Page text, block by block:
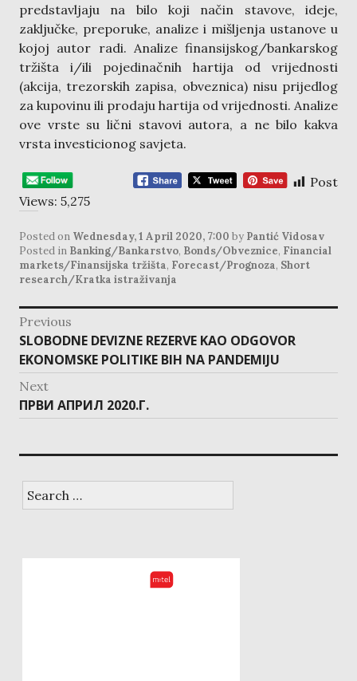
predstavljaju na bilo koji način stavove, ideje,
zaključke, preporuke, analize i mišljenja ustanove u
kojoj autor radi. Analize finansijskog/bankarskog
tržišta i/ili pojedinačnih hartija od vrijednosti
(akcija, trezorskih zapisa, obveznica) nisu prijedlog
za kupovinu ili prodaju hartija od vrijednosti. Analize
ove vrste su lični stavovi autora, a ne bilo kakva
vrsta investicionog savjeta.
Post
Views: 5,275
Posted on Wednesday, 1 April 2020, 7:00 by Pantić Vidosav
Posted in Banking/Bankarstvo, Bonds/Obveznice, Financial
markets/Finansijska tržišta, Forecast/Prognoza, Short
research/Kratka istraživanja
post
navigation
Previous
Previous
post:
SLOBODNE DEVIZNE REZERVE KAO ODGOVOR
EKONOMSKE POLITIKE BIH NA PANDEMIJU
Next
Next
post:
ПРВИ АПРИЛ 2020.Г.
for: